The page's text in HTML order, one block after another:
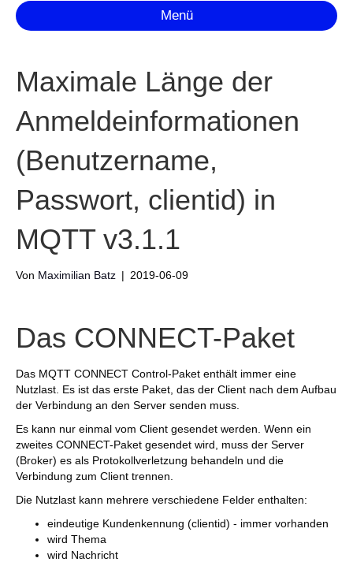
Menü
Maximale Länge der
Anmeldeinformationen
(Benutzername,
Passwort, clientid) in
MQTT v3.1.1
Von Maximilian Batz | 2019-06-09
Das CONNECT-Paket
Das MQTT CONNECT Control-Paket enthält immer eine
Nutzlast. Es ist das erste Paket, das der Client nach dem Aufbau
der Verbindung an den Server senden muss.
Es kann nur einmal vom Client gesendet werden. Wenn ein
zweites CONNECT-Paket gesendet wird, muss der Server
(Broker) es als Protokollverletzung behandeln und die
Verbindung zum Client trennen.
Die Nutzlast kann mehrere verschiedene Felder enthalten:
eindeutige Kundenkennung (clientid) - immer vorhanden
wird Thema
wird Nachricht